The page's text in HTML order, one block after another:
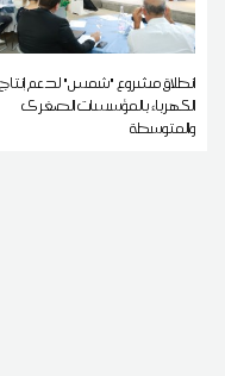
انطلاق مشروع "شمس" لدعم إنتاج
الكهرباء بالمؤسسات الصغرى
والمتوسطة